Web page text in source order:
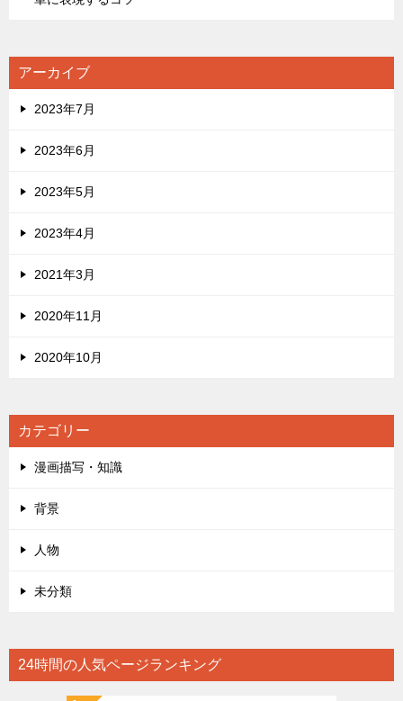
アーカイブ
2023年7月
2023年6月
2023年5月
2023年4月
2021年3月
2020年11月
2020年10月
カテゴリー
漫画描写・知識
背景
人物
未分類
24時間の人気ページランキング